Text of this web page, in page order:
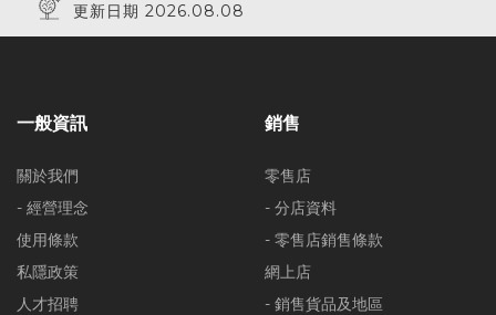
更新日期 2026.08.08
一般資訊
關於我們
- 經營理念
使用條款
私隱政策
人才招聘
銷售
零售店
- 分店資料
- 零售店銷售條款
網上店
- 銷售貨品及地區